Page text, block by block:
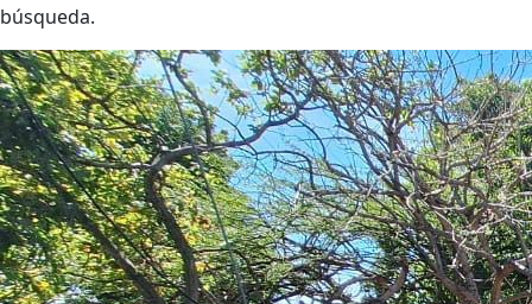
búsqueda.